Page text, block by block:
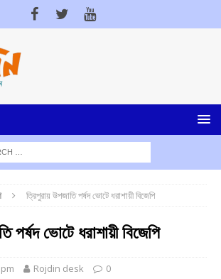
ত্রিপুরায় উপজাতি পর্ষদ ভোটে ধরাশায়ী বিজেপি
পর্ষদ ভোটে ধরাশায়ী বিজেপি
Rojdin desk 0